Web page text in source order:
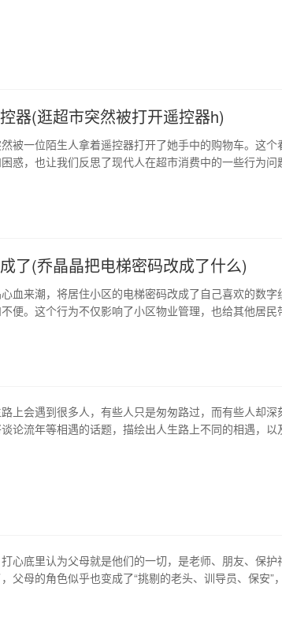
器(逛超市突然被打开遥控器h)
被一位陌生人拿着遥控器打开了她手中的购物车。这个
惑，也让我们反思了现代人在超市消费中的一些行为问
了笑声…
了(乔晶晶把电梯密码改成了什么)
血来潮，将居住小区的电梯密码改成了自己喜欢的数字
便。这个行为不仅影响了小区物业管理，也给其他居民
遇到紧急情…
上会遇到很多人，有些人只是匆匆路过，而有些人却深
论流年等相遇的话题，描绘出人生路上不同的相遇，以
心底里认为父母就是他们的一切，是老师、朋友、保护
父母的角色似乎也变成了“挑剔的老头、训导员、保安”